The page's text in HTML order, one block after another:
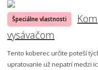
Špeciálne vlastnosti
vysávačom
Tento koberec určite poteší
upratovanie už nepatrí medzi